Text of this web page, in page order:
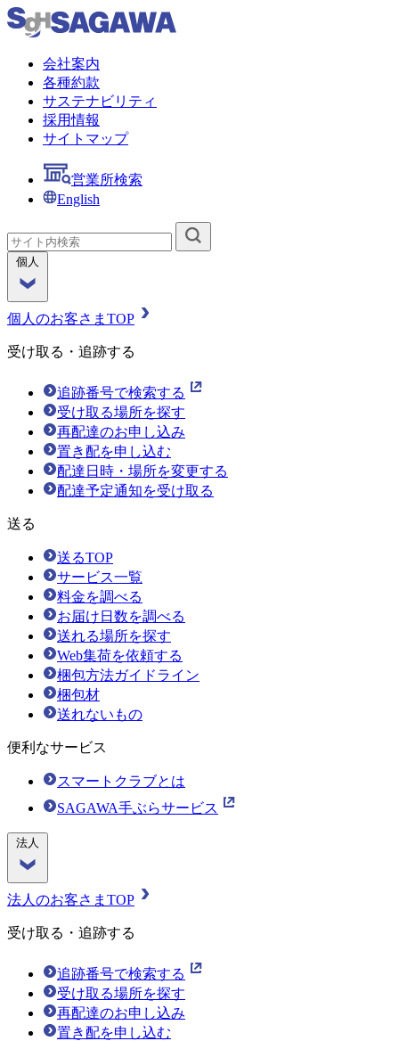
会社案内
各種約款
サステナビリティ
採用情報
サイトマップ
営業所検索
English
個人
個人のお客さまTOP
受け取る・追跡する
追跡番号で検索する
受け取る場所を探す
再配達のお申し込み
置き配を申し込む
配達日時・場所を変更する
配達予定通知を受け取る
送る
送るTOP
サービス一覧
料金を調べる
お届け日数を調べる
送れる場所を探す
Web集荷を依頼する
梱包方法ガイドライン
梱包材
送れないもの
便利なサービス
スマートクラブとは
SAGAWA手ぶらサービス
法人
法人のお客さまTOP
受け取る・追跡する
追跡番号で検索する
受け取る場所を探す
再配達のお申し込み
置き配を申し込む